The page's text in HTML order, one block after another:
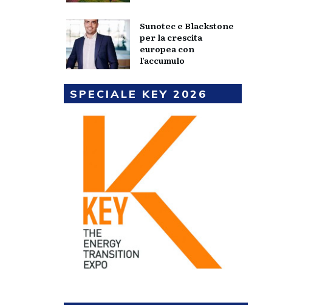
Sunotec e Blackstone
per la crescita
europea con
l’accumulo
SPECIALE KEY 2026